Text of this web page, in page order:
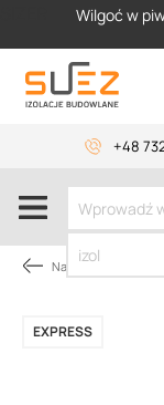
Wilgoć w
+48
Narzędzia dekarskie
EXPRESS